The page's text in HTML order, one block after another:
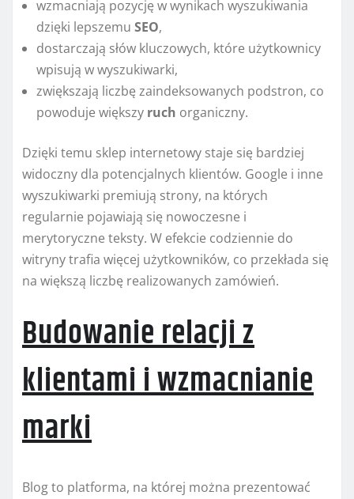
wzmacniają pozycję w wynikach wyszukiwania
dzięki lepszemu SEO,
dostarczają słów kluczowych, które użytkownicy
wpisują w wyszukiwarki,
zwiększają liczbę zaindeksowanych podstron, co
powoduje większy ruch organiczny.
Dzięki temu sklep internetowy staje się bardziej
widoczny dla potencjalnych klientów. Google i inne
wyszukiwarki premiują strony, na których
regularnie pojawiają się nowoczesne i
merytoryczne teksty. W efekcie codziennie do
witryny trafia więcej użytkowników, co przekłada się
na większą liczbę realizowanych zamówień.
Budowanie relacji z
klientami i wzmacnianie
marki
Blog to platforma, na której można prezentować